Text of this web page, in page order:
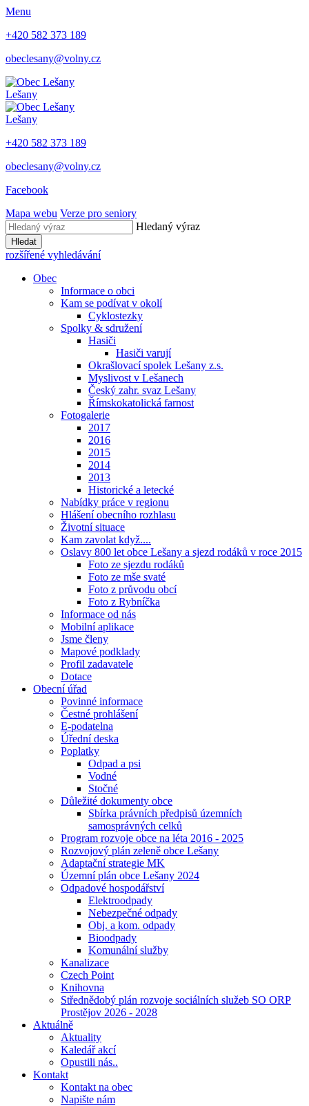
Menu
+420 582 373 189
obeclesany@volny.cz
Lešany
Lešany
+420 582 373 189
obeclesany@volny.cz
Facebook
Mapa webu Verze pro seniory
Hledaný výraz
Hledat
rozšířené vyhledávání
Obec
Informace o obci
Kam se podívat v okolí
Cyklostezky
Spolky & sdružení
Hasiči
Hasiči varují
Okrašlovací spolek Lešany z.s.
Myslivost v Lešanech
Český zahr. svaz Lešany
Římskokatolická farnost
Fotogalerie
2017
2016
2015
2014
2013
Historické a letecké
Nabídky práce v regionu
Hlášení obecního rozhlasu
Životní situace
Kam zavolat když....
Oslavy 800 let obce Lešany a sjezd rodáků v roce 2015
Foto ze sjezdu rodáků
Foto ze mše svaté
Foto z průvodu obcí
Foto z Rybníčka
Informace od nás
Mobilní aplikace
Jsme členy
Mapové podklady
Profil zadavatele
Dotace
Obecní úřad
Povinné informace
Čestné prohlášení
E-podatelna
Úřední deska
Poplatky
Odpad a psi
Vodné
Stočné
Důležité dokumenty obce
Sbírka právních předpisů územních
samosprávných celků
Program rozvoje obce na léta 2016 - 2025
Rozvojový plán zeleně obce Lešany
Adaptační strategie MK
Územní plán obce Lešany 2024
Odpadové hospodářství
Elektroodpady
Nebezpečné odpady
Obj. a kom. odpady
Bioodpady
Komunální služby
Kanalizace
Czech Point
Knihovna
Střednědobý plán rozvoje sociálních služeb SO ORP
Prostějov 2026 - 2028
Aktuálně
Aktuality
Kaledář akcí
Opustili nás..
Kontakt
Kontakt na obec
Napište nám